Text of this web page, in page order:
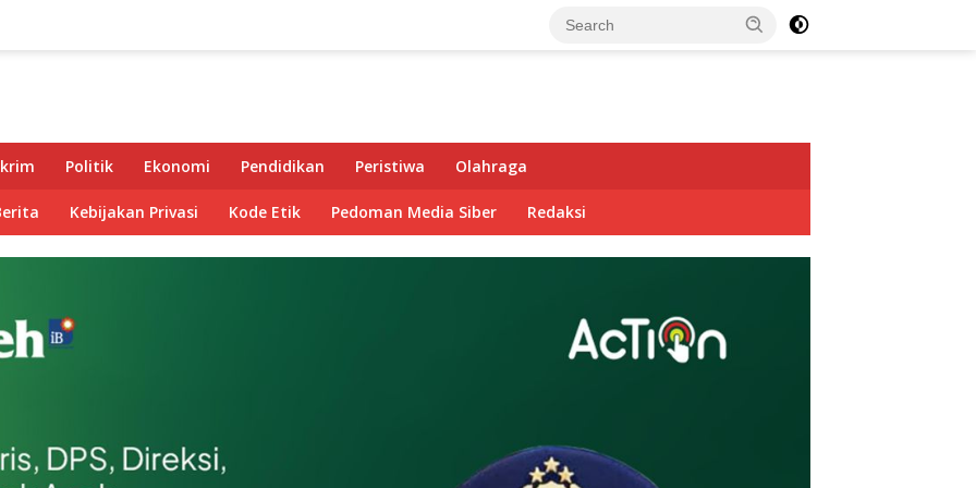
Politik Ekonomi Pendidikan Peristiwa Olahraga
Kebijakan Privasi Kode Etik Pedoman Media Siber Redaksi